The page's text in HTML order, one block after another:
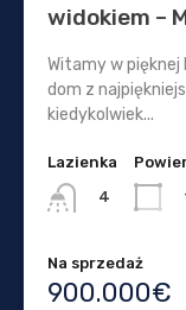
widokiem –
Witamy w
dom z
kiedykolwiek...
Lazienka
4
Na sprzedaż
900.000€